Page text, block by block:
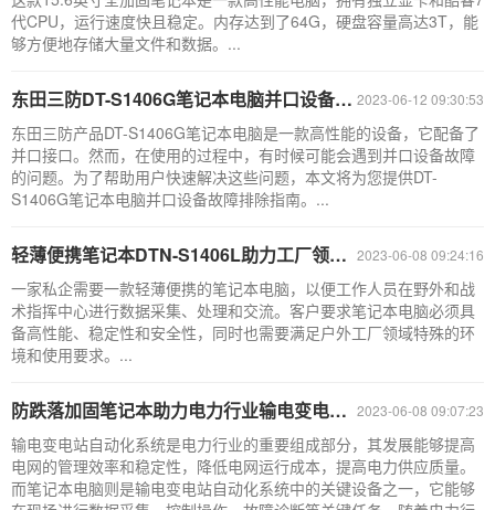
代CPU，运行速度快且稳定。内存达到了64G，硬盘容量高达3T，能
够方便地存储大量文件和数据。...
2023-06-12 09:30:53
东田三防DT-S1406G笔记本电脑并口设备故障排除指南
东田三防产品DT-S1406G笔记本电脑是一款高性能的设备，它配备了
并口接口。然而，在使用的过程中，有时候可能会遇到并口设备故障
的问题。为了帮助用户快速解决这些问题，本文将为您提供DT-
S1406G笔记本电脑并口设备故障排除指南。...
2023-06-08 09:24:16
轻薄便携笔记本DTN-S1406L助力工厂领域信息化建设
一家私企需要一款轻薄便携的笔记本电脑，以便工作人员在野外和战
术指挥中心进行数据采集、处理和交流。客户要求笔记本电脑必须具
备高性能、稳定性和安全性，同时也需要满足户外工厂领域特殊的环
境和使用要求。...
2023-06-08 09:07:23
防跌落加固笔记本助力电力行业输电变电站自动化系统升级
输电变电站自动化系统是电力行业的重要组成部分，其发展能够提高
电网的管理效率和稳定性，降低电网运行成本，提高电力供应质量。
而笔记本电脑则是输电变电站自动化系统中的关键设备之一，它能够